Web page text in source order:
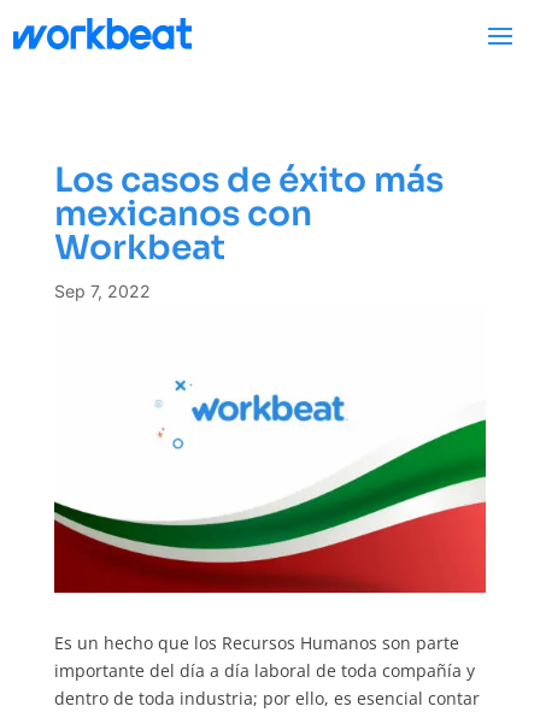
Los casos de éxito más
mexicanos con
Workbeat
Sep 7, 2022
Es un hecho que los Recursos Humanos son parte
importante del día a día laboral de toda compañía y
dentro de toda industria; por ello, es esencial contar